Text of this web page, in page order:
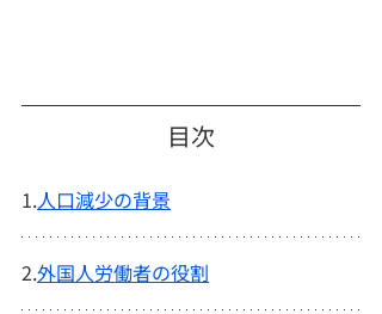
目次
1.人口減少の背景
2.外国人労働者の役割